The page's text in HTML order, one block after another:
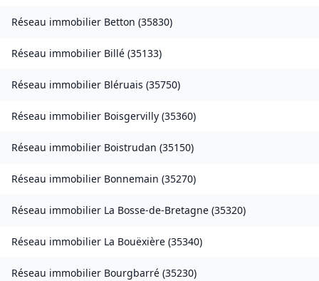
Réseau immobilier Betton (35830)
Réseau immobilier Billé (35133)
Réseau immobilier Bléruais (35750)
Réseau immobilier Boisgervilly (35360)
Réseau immobilier Boistrudan (35150)
Réseau immobilier Bonnemain (35270)
Réseau immobilier La Bosse-de-Bretagne (35320)
Réseau immobilier La Bouëxière (35340)
Réseau immobilier Bourgbarré (35230)